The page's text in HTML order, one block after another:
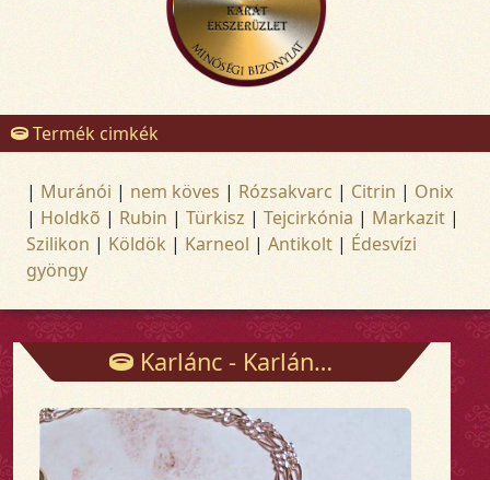
Termék cimkék
| Muránói | nem köves | Rózsakvarc | Citrin | Onix
| Holdkõ | Rubin | Türkisz | Tejcirkónia | Markazit |
Szilikon | Köldök | Karneol | Antikolt | Édesvízi
gyöngy
Karlánc - Karlánc - Arany és ezüst ékszerek